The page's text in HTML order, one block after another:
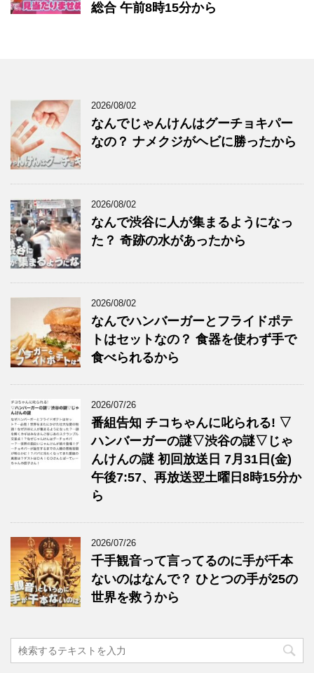
総合 午前8時15分から
2026/08/02
なんでじゃんけんはグーチョキパー
なの？ ナメクジがヘビに勝ったから
2026/08/02
なんで渋谷に人が集まるようになっ
た？ 奇跡の水があったから
2026/08/02
なんでハンバーガーとフライドポテ
トはセットなの？ 食器を使わず手で
食べられるから
2026/07/26
番組告知 チコちゃんに叱られる! ▽
ハンバーガーの謎▽渋谷の謎▽じゃ
んけんの謎 初回放送日 7月31日(金)
午後7:57、再放送翌土曜日8時15分か
ら
2026/07/26
千手観音って言ってるのに手が千本
ないのはなんで？ ひとつの手が25の
世界を救うから